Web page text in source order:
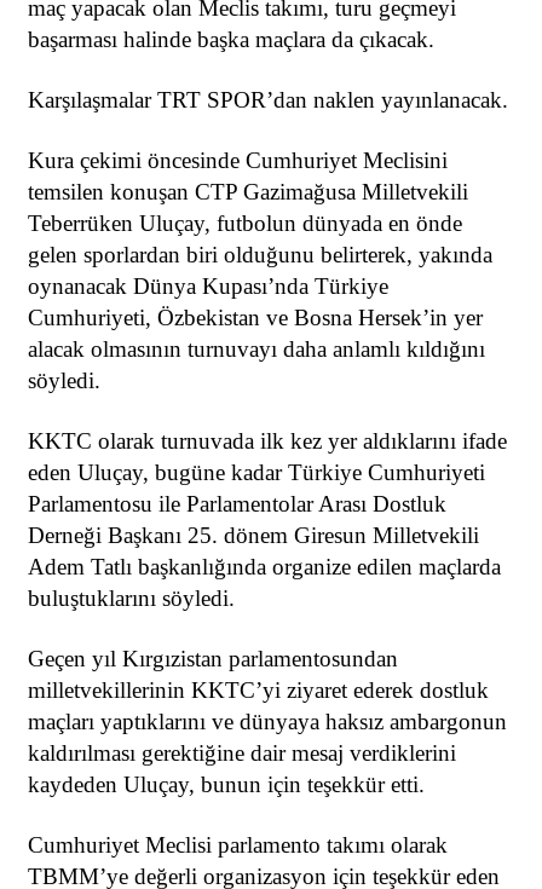
maç yapacak olan Meclis takımı, turu geçmeyi
başarması halinde başka maçlara da çıkacak.
Karşılaşmalar TRT SPOR’dan naklen yayınlanacak.
Kura çekimi öncesinde Cumhuriyet Meclisini
temsilen konuşan CTP Gazimağusa Milletvekili
Teberrüken Uluçay, futbolun dünyada en önde
gelen sporlardan biri olduğunu belirterek, yakında
oynanacak Dünya Kupası’nda Türkiye
Cumhuriyeti, Özbekistan ve Bosna Hersek’in yer
alacak olmasının turnuvayı daha anlamlı kıldığını
söyledi.
KKTC olarak turnuvada ilk kez yer aldıklarını ifade
eden Uluçay, bugüne kadar Türkiye Cumhuriyeti
Parlamentosu ile Parlamentolar Arası Dostluk
Derneği Başkanı 25. dönem Giresun Milletvekili
Adem Tatlı başkanlığında organize edilen maçlarda
buluştuklarını söyledi.
Geçen yıl Kırgızistan parlamentosundan
milletvekillerinin KKTC’yi ziyaret ederek dostluk
maçları yaptıklarını ve dünyaya haksız ambargonun
kaldırılması gerektiğine dair mesaj verdiklerini
kaydeden Uluçay, bunun için teşekkür etti.
Cumhuriyet Meclisi parlamento takımı olarak
TBMM’ye değerli organizasyon için teşekkür eden